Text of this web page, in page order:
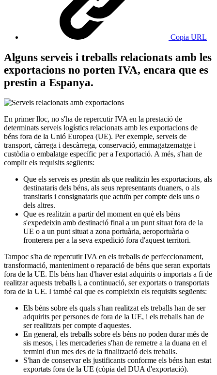
Copia URL
Alguns serveis i treballs relacionats amb les
exportacions no porten IVA, encara que es
prestin a Espanya.
En primer lloc, no s'ha de repercutir IVA en la prestació de
determinats serveis logístics relacionats amb les exportacions de
béns fora de la Unió Europea (UE). Per exemple, serveis de
transport, càrrega i descàrrega, conservació, emmagatzematge i
custòdia o embalatge específic per a l'exportació. A més, s'han de
complir els requisits següents:
Que els serveis es prestin als que realitzin les exportacions, als
destinataris dels béns, als seus representants duaners, o als
transitaris i consignataris que actuïn per compte dels uns o
dels altres.
Que es realitzin a partir del moment en què els béns
s'expedeixin amb destinació final a un punt situat fora de la
UE o a un punt situat a zona portuària, aeroportuària o
fronterera per a la seva expedició fora d'aquest territori.
Tampoc s'ha de repercutir IVA en els treballs de perfeccionament,
transformació, manteniment o reparació de béns que seran exportats
fora de la UE. Els béns han d'haver estat adquirits o importats a fi de
realitzar aquests treballs i, a continuació, ser exportats o transportats
fora de la UE. I també cal que es compleixin els requisits següents:
Els béns sobre els quals s'han realitzat els treballs han de ser
adquirits per persones de fora de la UE, i els treballs han de
ser realitzats per compte d'aquestes.
En general, els treballs sobre els béns no poden durar més de
sis mesos, i les mercaderies s'han de remetre a la duana en el
termini d'un mes des de la finalització dels treballs.
S'han de conservar els justificants conforme els béns han estat
exportats fora de la UE (còpia del DUA d'exportació).